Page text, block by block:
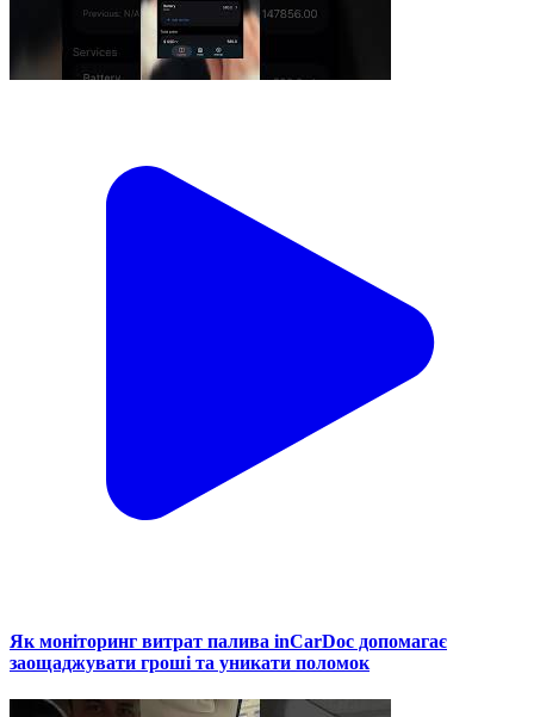
Як моніторинг витрат палива inCarDoc допомагає
заощаджувати гроші та уникати поломок